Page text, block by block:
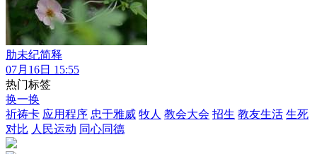
肋未纪简释
07月16日 15:55
热门标签
换一换
祈祷卡 应用程序 忠于雅威 牧人 教会大会 招生 教友生活 生死
对比 人民运动 同心同德